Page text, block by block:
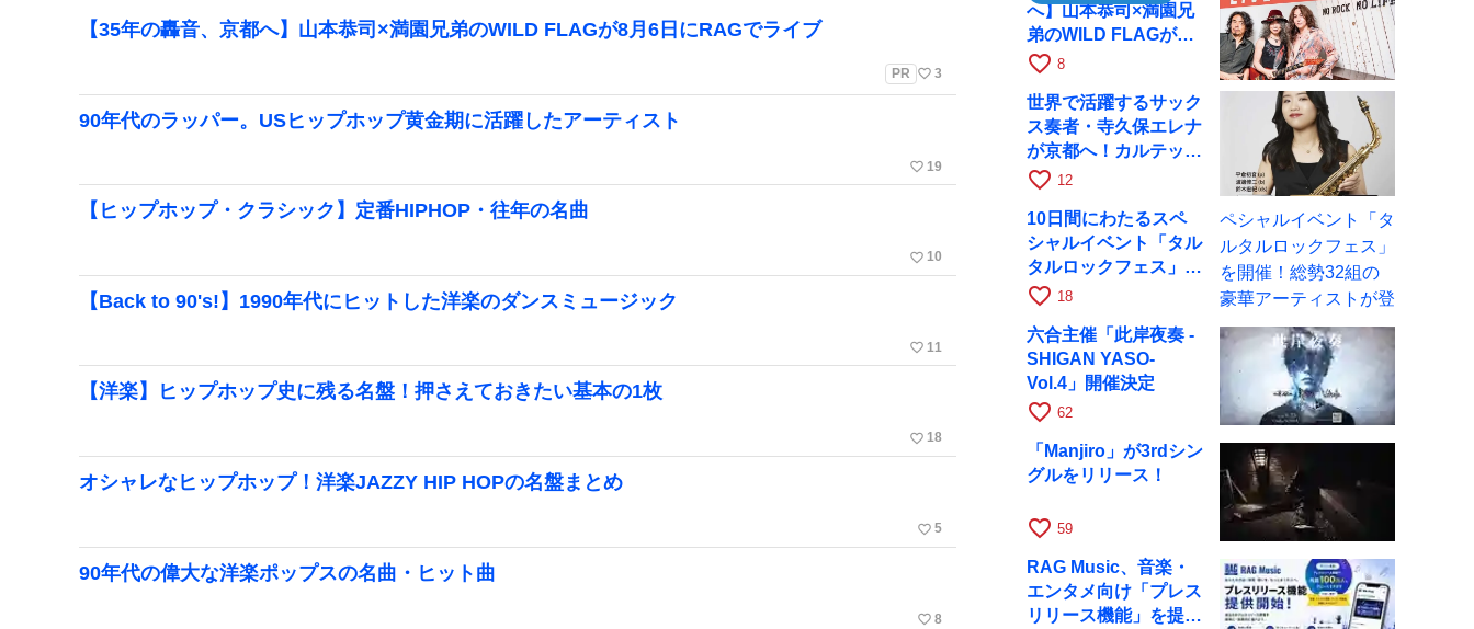
【35年の轟音、京都へ】山本恭司×満園兄弟のWILD FLAGが8月6日にRAGでライブ
PR favorite_border 3
90年代のラッパー。USヒップホップ黄金期に活躍したアーティスト
favorite_border 19
【ヒップホップ・クラシック】定番HIPHOP・往年の名曲
favorite_border 10
【Back to 90's!】1990年代にヒットした洋楽のダンスミュージック
favorite_border 11
【洋楽】ヒップホップ史に残る名盤！押さえておきたい基本の1枚
favorite_border 18
オシャレなヒップホップ！洋楽JAZZY HIP HOPの名盤まとめ
favorite_border 5
90年代の偉大な洋楽ポップスの名曲・ヒット曲
favorite_border 8
へ】山本恭司×満園兄
弟のWILD FLAGが8
月6日にRAGでライブ
favorite_border 8
世界で活躍するサック
ス奏者・寺久保エレナ
が京都へ！カルテッ
ト・ツアー京都公演を
favorite_border 12
10日間にわたるスペ
シャルイベント「タル
タルロックフェス」を
開催！総勢32組の豪
favorite_border 18
六合主催「此岸夜奏 -
SHIGAN YASO-
Vol.4」開催決定
favorite_border 62
「Manjiro」が3rdシン
グルをリリース！
favorite_border 59
RAG Music、音楽・
エンタメ向け「プレス
リリース機能」を提供